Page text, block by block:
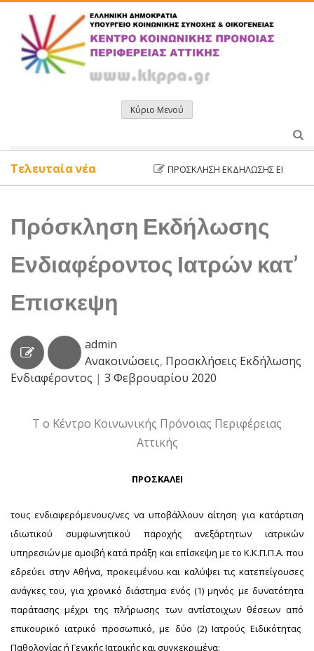
περιεχόμενο
Κύριο Μενού
ΠΡΌΣΚΛΗΣΗ ΕΚΔΉΛΩΣΗΣ
Τελευταία νέα
Πρόσκληση Εκδήλωσης
Ενδιαφέροντος Ιατρών κατ’
Επισκεψη
admin
Ανακοινώσεις, Προσκλήσεις Εκδήλωσης
Ενδιαφέροντος | 3 Φεβρουαρίου 2020
Τ ο Κέντρο Κοινωνικής Πρόνοιας Περιφέρειας
Αττικής
ΠΡΟΣΚΑΛΕΙ
τους ενδιαφερόμενους/νες να υποβάλλουν αίτηση για κατάρτιση
ιδιωτικού συμφωνητικού παροχής ανεξάρτητων ιατρικών
υπηρεσιών με αμοιβή κατά πράξη και επίσκεψη με το Κ.Κ.Π.Π.Α. που
εδρεύει στην Αθήνα, προκειμένου και καλύψει τις κατεπείγουσες
ανάγκες του, για χρονικό διάστημα ενός (1) μηνός με δυνατότητα
παράτασης μέχρι της πλήρωσης των αντίστοιχων θέσεωναπό
επικουρικό ιατρικό προσωπικό,με δύο (2) Ιατρούς Ειδικότητας
Παθολογίας ή Γενικής Ιατρικής και συγκεκριμένα: